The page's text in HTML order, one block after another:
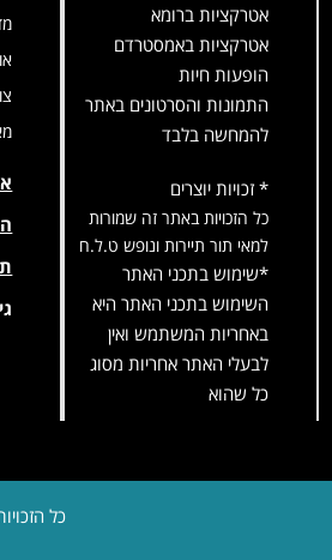
אטרקציות ברומא
אטרקציות באמסטרדם
הופעות חיות
התמונות והסרטונים באתר
להמחשה בלבד
* זכויות יוצרים
כל הזכויות באתר זה שמורות
למאי תור תיירות ונופש ט.ל.ח
*שימוש בתכני האתר
השימוש בתכני האתר היא
באחריות המשתמש ואין
לבעלי האתר אחריות מסוג
כל שהוא
כל